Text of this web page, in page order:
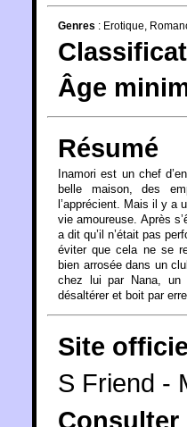
Genres : Erotique
Âge
Résumé
Inamori est un chef
belle maison, des
l’apprécient. Mais il y a
vie amoureuse. Après
a dit qu’il n’était pas
éviter que cela ne se
bien arrosée dans un
chez lui par Nana, un
désaltérer et boit par
Site
S Friend -